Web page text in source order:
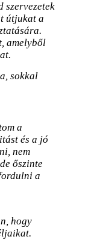
szervezetek
útjukat a
amelyből
sokkal
a
és a jó
nem
őszinte
a
hogy